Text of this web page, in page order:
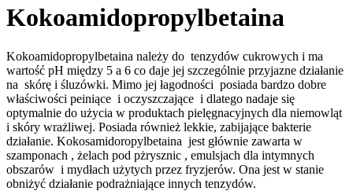
Kokoamidopropylbetaina
Kokoamidopropylbetaina należy do tenzydów cukrowych i ma
wartość pH między 5 a 6 co daje jej szczególnie przyjazne działanie
na skórę i śluzówki. Mimo jej łagodności posiada bardzo dobre
właściwości peiniące i oczyszczające i dlatego nadaje się
optymalnie do użycia w produktach pielęgnacyjnych dla niemowląt
i skóry wrażliwej. Posiada również lekkie, zabijające bakterie
działanie. Kokosamidoropylbetaina jest głównie zawarta w
szamponach , żelach pod pżrysznic , emulsjach dla intymnych
obszarów i mydłach użytych przez fryzjerów. Ona jest w stanie
obniżyć działanie podrażniające innych tenzydów.